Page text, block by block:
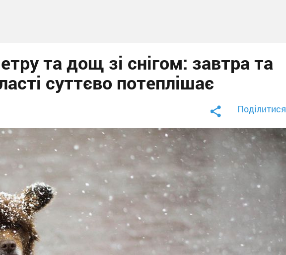
та дощ зі снігом: завтра та
суттєво потеплішає
Поділитися